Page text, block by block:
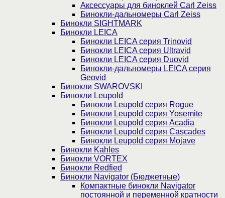
Аксессуары для биноклей Carl Zeiss
Бинокли-дальномеры Carl Zeiss
Бинокли SIGHTMARK
Бинокли LEICA
Бинокли LEICA серия Trinovid
Бинокли LEICA серия Ultravid
Бинокли LEICA серия Duovid
Бинокли-дальномеры LEICA серия
Geovid
Бинокли SWAROVSKI
Бинокли Leupold
Бинокли Leupold серия Rogue
Бинокли Leupold серия Yosemite
Бинокли Leupold серия Acadia
Бинокли Leupold серия Cascades
Бинокли Leupold серия Mojave
Бинокли Kahles
Бинокли VORTEX
Бинокли Redfied
Бинокли Navigator (Бюджетные)
Компактные бинокли Navigator
постоянной и переменной кратности